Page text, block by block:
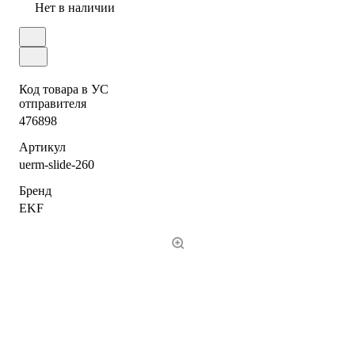
Нет в наличии
Код товара в УС
отправителя
476898
Артикул
uerm-slide-260
Бренд
EKF